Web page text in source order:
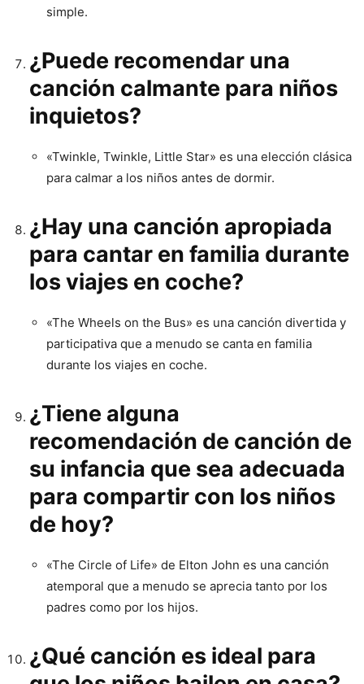
simple.
¿Puede recomendar una
canción calmante para niños
inquietos?
«Twinkle, Twinkle, Little Star» es una elección clásica
para calmar a los niños antes de dormir.
¿Hay una canción apropiada
para cantar en familia durante
los viajes en coche?
«The Wheels on the Bus» es una canción divertida y
participativa que a menudo se canta en familia
durante los viajes en coche.
¿Tiene alguna
recomendación de canción de
su infancia que sea adecuada
para compartir con los niños
de hoy?
«The Circle of Life» de Elton John es una canción
atemporal que a menudo se aprecia tanto por los
padres como por los hijos.
¿Qué canción es ideal para